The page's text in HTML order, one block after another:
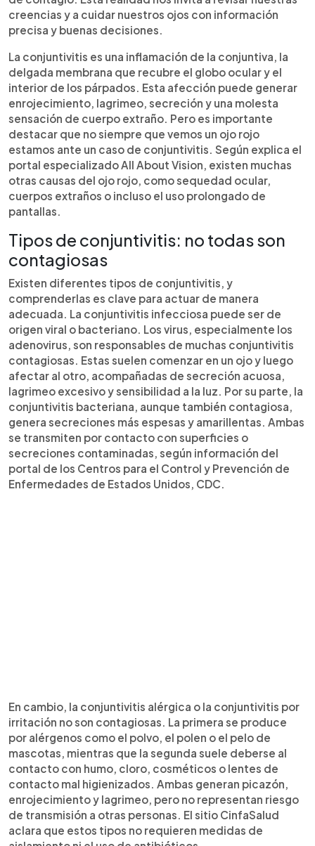
creencias y a cuidar nuestros ojos con información
precisa y buenas decisiones.
La conjuntivitis es una inflamación de la conjuntiva, la
delgada membrana que recubre el globo ocular y el
interior de los párpados. Esta afección puede generar
enrojecimiento, lagrimeo, secreción y una molesta
sensación de cuerpo extraño. Pero es importante
destacar que no siempre que vemos un ojo rojo
estamos ante un caso de conjuntivitis. Según explica el
portal especializado All About Vision, existen muchas
otras causas del ojo rojo, como sequedad ocular,
cuerpos extraños o incluso el uso prolongado de
pantallas.
Tipos de conjuntivitis: no todas son
contagiosas
Existen diferentes tipos de conjuntivitis, y
comprenderlas es clave para actuar de manera
adecuada. La conjuntivitis infecciosa puede ser de
origen viral o bacteriano. Los virus, especialmente los
adenovirus, son responsables de muchas conjuntivitis
contagiosas. Estas suelen comenzar en un ojo y luego
afectar al otro, acompañadas de secreción acuosa,
lagrimeo excesivo y sensibilidad a la luz. Por su parte, la
conjuntivitis bacteriana, aunque también contagiosa,
genera secreciones más espesas y amarillentas. Ambas
se transmiten por contacto con superficies o
secreciones contaminadas, según información del
portal de los Centros para el Control y Prevención de
Enfermedades de Estados Unidos, CDC.
En cambio, la conjuntivitis alérgica o la conjuntivitis por
irritación no son contagiosas. La primera se produce
por alérgenos como el polvo, el polen o el pelo de
mascotas, mientras que la segunda suele deberse al
contacto con humo, cloro, cosméticos o lentes de
contacto mal higienizados. Ambas generan picazón,
enrojecimiento y lagrimeo, pero no representan riesgo
de transmisión a otras personas. El sitio CinfaSalud
aclara que estos tipos no requieren medidas de